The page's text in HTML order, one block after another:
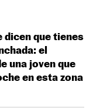
dicen que tienes
el
una joven que
en esta zona